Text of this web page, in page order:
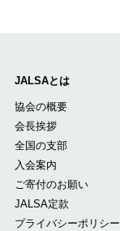
JALSAとは
協会の概要
会長挨拶
全国の支部
入会案内
ご寄付のお願い
JALSA定款
プライバシーポリシー